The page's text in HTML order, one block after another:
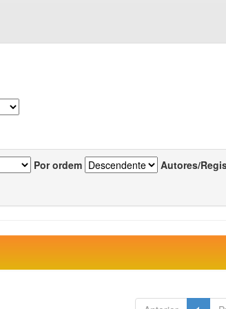
Por ordem Autores/